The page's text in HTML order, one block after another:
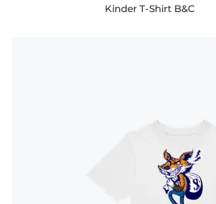
Kinder T-Shirt B&C